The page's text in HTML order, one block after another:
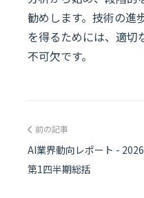
勧めします。技術の進
を得るためには、適切
不可欠です。
前の記事
AI業界動向レポート -
第1四半期総括